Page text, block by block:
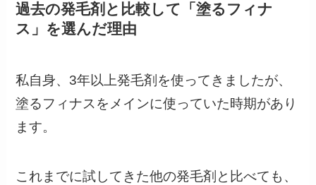
過去の発毛剤と比較して「塗るフィナ
ス」を選んだ理由
私自身、3年以上発毛剤を使ってきましたが、
塗るフィナスをメインに使っていた時期があり
ます。
これまでに試してきた他の発毛剤と比べても、